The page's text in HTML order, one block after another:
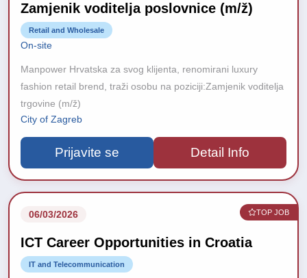
Zamjenik voditelja poslovnice (m/ž)
Retail and Wholesale
On-site
Manpower Hrvatska za svog klijenta, renomirani luxury
fashion retail brend, traži osobu na poziciji:Zamjenik voditelja
trgovine (m/ž)
City of Zagreb
Prijavite se Detail Info
06/03/2026 TOP JOB
ICT Career Opportunities in Croatia
IT and Telecommunication